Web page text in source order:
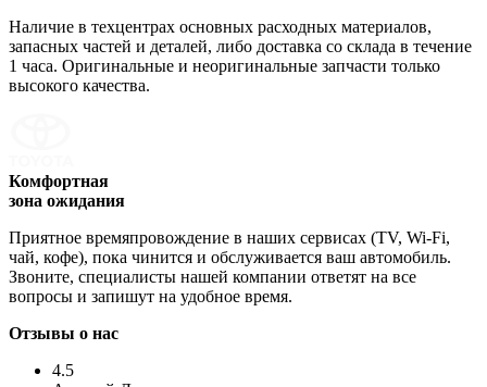
Наличие в техцентрах основных расходных материалов,
запасных частей и деталей, либо доставка со склада в течение
1 часа. Оригинальные и неоригинальные запчасти только
высокого качества.
Комфортная
зона ожидания
Приятное времяпровождение в наших сервисах (TV, Wi-Fi,
чай, кофе), пока чинится и обслуживается ваш автомобиль.
Звоните, специалисты нашей компании ответят на все
вопросы и запишут на удобное время.
Отзывы о нас
4.5